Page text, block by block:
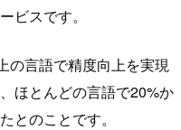
ビスです。
の言語で精度向上を実現
ほとんどの言語で20%か
とのことです。